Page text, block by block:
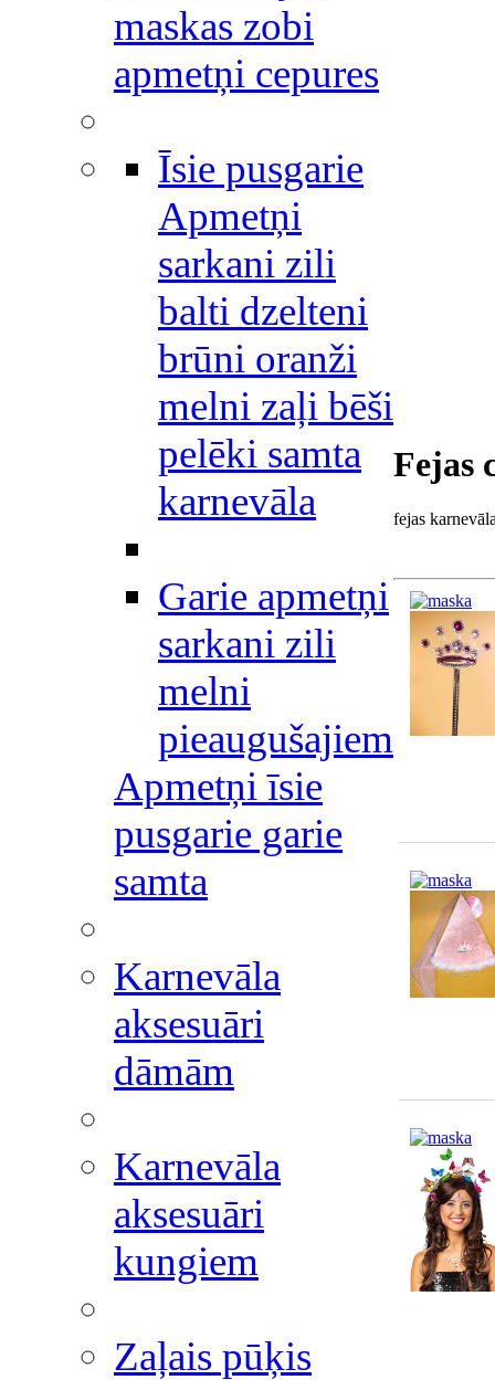
maskas zobi
apmetņi cepures
Īsie pusgarie
Apmetņi
sarkani zili
balti dzelteni
brūni oranži
melni zaļi bēši
pelēki samta
karnevāla
Garie apmetņi
sarkani zili
melni
pieaugušajiem
Apmetņi īsie
pusgarie garie
samta
Karnevāla
aksesuāri
dāmām
Karnevāla
aksesuāri
kungiem
Zaļais pūķis
Fejas
fejas